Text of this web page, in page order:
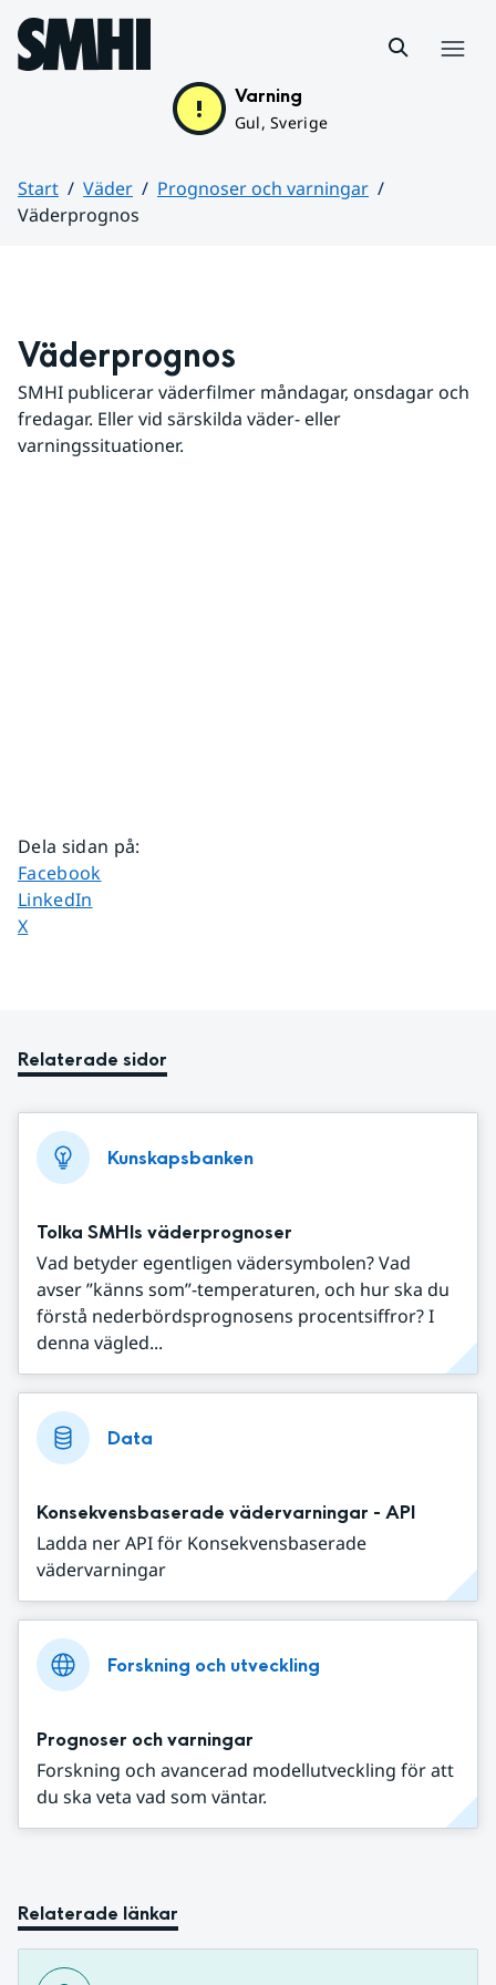
Hoppa till sidans innehåll
Varning
Gul, Sverige
Start Väder
Prognoser och varningar
Väderprognos
Väderprognos
SMHI publicerar väderfilmer måndagar, onsdagar och
fredagar. Eller vid särskilda väder- eller
varningssituationer.
Dela sidan på:
Dela sidan på
Facebook
Dela sidan på
LinkedIn
Dela sidan på
X
Relaterade sidor
Kunskapsbanken
Tolka SMHIs väderprognoser
Vad betyder egentligen vädersymbolen? Vad
avser ”känns som”-temperaturen, och hur ska du
förstå nederbördsprognosens procentsiffror? I
denna vägled...
Data
Konsekvensbaserade vädervarningar - API
Ladda ner API för Konsekvensbaserade
vädervarningar
Forskning och utveckling
Prognoser och varningar
Forskning och avancerad modellutveckling för att
du ska veta vad som väntar.
Relaterade länkar